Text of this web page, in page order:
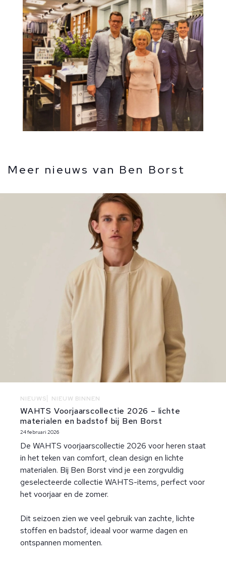
Meer nieuws van Ben Borst
NIEUWS NIEUW BINNEN
WAHTS Voorjaarscollectie 2026 – lichte
materialen en badstof bij Ben Borst
24 februari 2026
De WAHTS voorjaarscollectie 2026 voor heren staat
in het teken van comfort, clean design en lichte
materialen. Bij Ben Borst vind je een zorgvuldig
geselecteerde collectie WAHTS-items, perfect voor
het voorjaar en de zomer.
Dit seizoen zien we veel gebruik van zachte, lichte
stoffen en badstof, ideaal voor warme dagen en
ontspannen momenten.